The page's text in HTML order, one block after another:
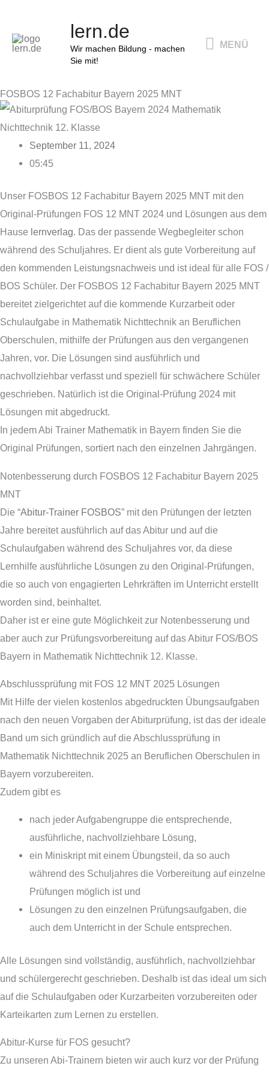
springen
lern.de
Wir machen Bildung - machen
Sie mit!
MENÜ
FOSBOS 12 Fachabitur Bayern 2025 MNT
September 11, 2024
05:45
Unser FOSBOS 12 Fachabitur Bayern 2025 MNT mit den
Original-Prüfungen FOS 12 MNT 2024 und Lösungen aus dem
Hause lernverlag. Das der passende Wegbegleiter schon
während des Schuljahres. Er dient als gute Vorbereitung auf
den kommenden Leistungsnachweis und ist ideal für alle FOS /
BOS Schüler. Der FOSBOS 12 Fachabitur Bayern 2025 MNT
bereitet zielgerichtet auf die kommende Kurzarbeit oder
Schulaufgabe in Mathematik Nichttechnik an Beruflichen
Oberschulen, mithilfe der Prüfungen aus den vergangenen
Jahren, vor. Die Lösungen sind ausführlich und
nachvollziehbar verfasst und speziell für schwächere Schüler
geschrieben. Natürlich ist die Original-Prüfung 2024 mit
Lösungen mit abgedruckt.
In jedem Abi Trainer Mathematik in Bayern finden Sie die
Original Prüfungen, sortiert nach den einzelnen Jahrgängen.
Notenbesserung durch FOSBOS 12 Fachabitur Bayern 2025
MNT
Die “Abitur-Trainer FOSBOS” mit den Prüfungen der letzten
Jahre bereitet ausführlich auf das Abitur und auf die
Schulaufgaben während des Schuljahres vor, da diese
Lernhilfe ausführliche Lösungen zu den Original-Prüfungen,
die so auch von engagierten Lehrkräften im Unterricht erstellt
worden sind, beinhaltet.
Daher ist er eine gute Möglichkeit zur Notenbesserung und
aber auch zur Prüfungsvorbereitung auf das Abitur FOS/BOS
Bayern in Mathematik Nichttechnik 12. Klasse.
Abschlussprüfung mit FOS 12 MNT 2025 Lösungen
Mit Hilfe der vielen kostenlos abgedruckten Übungsaufgaben
nach den neuen Vorgaben der Abiturprüfung, ist das der ideale
Band um sich gründlich auf die Abschlussprüfung in
Mathematik Nichttechnik 2025 an Beruflichen Oberschulen in
Bayern vorzubereiten.
Zudem gibt es
nach jeder Aufgabengruppe die entsprechende,
ausführliche, nachvollziehbare Lösung,
ein Miniskript mit einem Übungsteil, da so auch
während des Schuljahres die Vorbereitung auf einzelne
Prüfungen möglich ist und
Lösungen zu den einzelnen Prüfungsaufgaben, die
auch dem Unterricht in der Schule entsprechen.
Alle Lösungen sind vollständig, ausführlich, nachvollziehbar
und schülergerecht geschrieben. Deshalb ist das ideal um sich
auf die Schulaufgaben oder Kurzarbeiten vorzubereiten oder
Karteikarten zum Lernen zu erstellen.
Abitur-Kurse für FOS gesucht?
Zu unseren Abi-Trainern bieten wir auch kurz vor der Prüfung